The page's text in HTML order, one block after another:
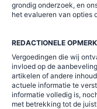
grondig onderzoek, en
het evalueren van opties
REDACTIONELE
Vergoedingen die wij
invloed op de
artikelen of andere
actuele informatie te
informatie volledig is,
met betrekking tot de